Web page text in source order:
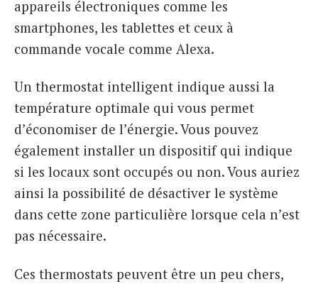
appareils électroniques comme les
smartphones, les tablettes et ceux à
commande vocale comme Alexa.
Un thermostat intelligent indique aussi la
température optimale qui vous permet
d’économiser de l’énergie. Vous pouvez
également installer un dispositif qui indique
si les locaux sont occupés ou non. Vous auriez
ainsi la possibilité de désactiver le système
dans cette zone particulière lorsque cela n’est
pas nécessaire.
Ces thermostats peuvent être un peu chers,